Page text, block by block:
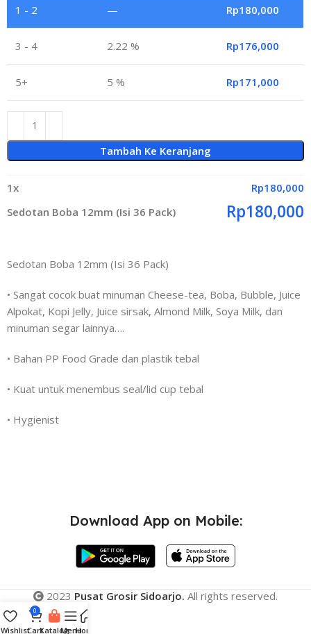
1 - 2 — Rp180,000
3 - 4 2.22 % Rp176,000
5+ 5 % Rp171,000
Tambah Ke Keranjang
1x Rp180,000
Sedotan Boba 12mm (Isi 36 Pack)
Rp180,000
Sedotan Boba 12mm (Isi 36 Pack)
• Sangat cocok buat minuman Cheese-tea, Boba, Bubble, Juice
Alpokat, Kopi Jelly, Juice sirsak, Almond Milk, Soya Milk, dan
minuman segar lainnya….
• Bahan PP Food Grade dan plastik tebal
• Kuat untuk menembus seal/lid cup tebal
• Hygienist
Download App on Mobile:
2023 Pusat Grosir Sidoarjo. All rights reserved.
Wishlist
0
CartKatalogMenuHome